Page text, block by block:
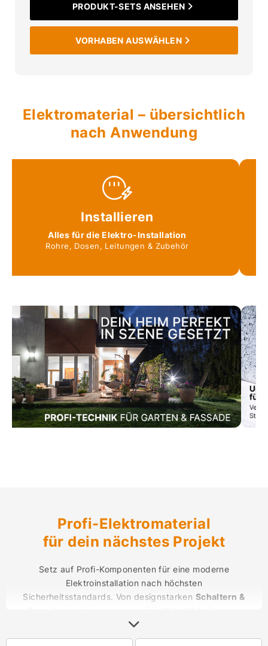
PRODUKT-SETS ANSEHEN
VORHABEN AUSWÄHLEN
Elektromaterial – übersichtlich
nach Anwendung
Installieren
Alles für die Elektro-Installation
Rohre, Dosen, Leitungen & Zubehör
Profi-Elektromaterial
für dein nächstes Projekt
Setz auf Profi-Komponenten für eine moderne
Elektroinstallation nach höchsten
Sicherheitsstandards. Von designstarken Schaltern &
Beleuchtung, Infrarot-Heizsystemen und
Photovoltaik-Komponentenfindest du bei uns alles